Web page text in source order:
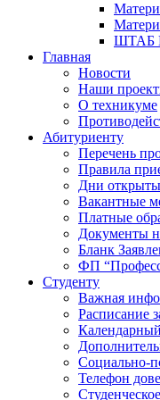
ШТАБ
Главная
Новости
Наши
О техникуме
Абитуриенту
Перечень
Правила
Дни
Вакантные
Платные
Документы
Бланк
ФП
Студенту
Важная
Расписание
Социально-
Телефон